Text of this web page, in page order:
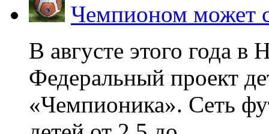
Чемпионом может
В августе этого года
Федеральный проект
«Чемпионика». Сеть